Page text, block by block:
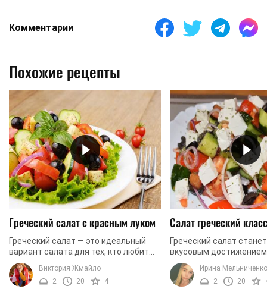
Комментарии
Похожие рецепты
Греческий салат с красным луком
Греческий салат — это идеальный
вариант салата для тех, кто любит
овощи, следит за своим здоровьем и
любит побаловать себя чем-то
вкусным. Мы ...
Виктория Жмайло
2
20 4
Салат греческий
Греческий салат
вкусовым
когда вы хотите чего-
вкусного но не менее
Кроме того, эта ...
Ирина Мельниченко
2
20